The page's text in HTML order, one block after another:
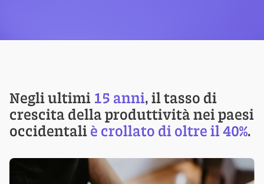
Negli ultimi 15 anni, il tasso di
crescita della produttività nei paesi
occidentali è crollato di oltre il 40%.